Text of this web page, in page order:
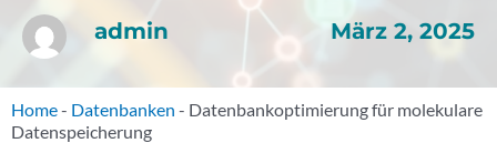
admin März 2, 2025
Home- Datenbanken - Datenbankoptimierung für molekulare
Datenspeicherung